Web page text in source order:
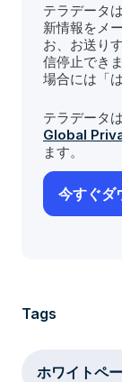
テラデータ
新情報をメ
お、お送り
信停止でき
場合には「
テラデータ
Global
ます。
Tags
ホワイトペ